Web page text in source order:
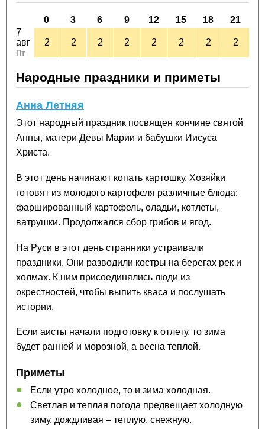
0 3 6 9 12 15 18
21
7
авг
Пт
2 2 2 2 2 2 2 2
Народные праздники и приметы
Анна Летняя
Этот народный праздник посвящен кончине святой
Анны, матери Девы Марии и бабушки Иисуса
Христа.
В этот день начинают копать картошку. Хозяйки
готовят из молодого картофеля различные блюда:
фаршированный картофель, оладьи, котлеты,
ватрушки. Продолжался сбор грибов и ягод.
На Руси в этот день странники устраивали
праздники. Они разводили костры на берегах рек и
холмах. К ним присоединялись люди из
окрестностей, чтобы выпить кваса и послушать
истории.
Если аисты начали подготовку к отлету, то зима
будет ранней и морозной, а весна теплой.
Приметы
Если утро холодное, то и зима холодная.
Светлая и теплая погода предвещает холодную
зиму, дождливая – теплую, снежную.